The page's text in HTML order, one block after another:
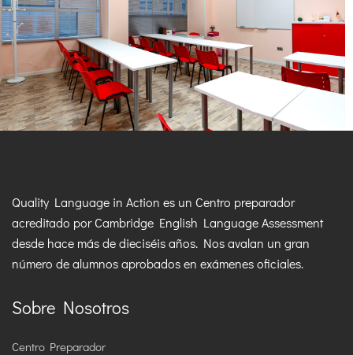
Quality Language in Action es un Centro preparador
acreditado por Cambridge English Language Assessment
desde hace más de dieciséis años. Nos avalan un gran
número de alumnos aprobados en exámenes oficiales.
Sobre Nosotros
Centro Preparador